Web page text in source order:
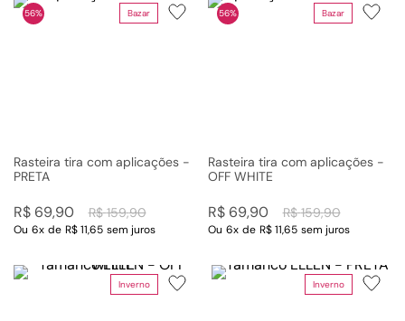
Bazar
56%
Rasteira tira com aplicações -
PRETA
R$ 159,90
R$ 69,90
Ou 6x de R$ 11,65 sem juros
Bazar
56%
Rasteira tira com aplicações -
OFF WHITE
R$ 159,90
R$ 69,90
Ou 6x de R$ 11,65 sem juros
Inverno Inverno